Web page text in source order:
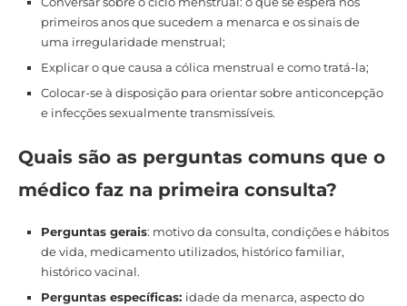
primeiros anos que sucedem a menarca e os sinais de
uma irregularidade menstrual;
Explicar o que causa a cólica menstrual e como tratá-la;
Colocar-se à disposição para orientar sobre anticoncepção
e infecções sexualmente transmissíveis.
Quais são as perguntas comuns que o
médico faz na primeira consulta?
Perguntas gerais: motivo da consulta, condições e hábitos
de vida, medicamento utilizados, histórico familiar,
histórico vacinal.
Perguntas específicas: idade da menarca, aspecto do